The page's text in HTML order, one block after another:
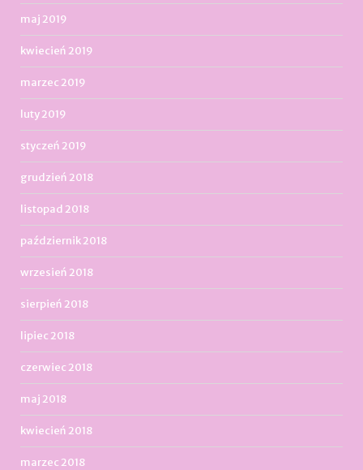
maj 2019
kwiecień 2019
marzec 2019
luty 2019
styczeń 2019
grudzień 2018
listopad 2018
październik 2018
wrzesień 2018
sierpień 2018
lipiec 2018
czerwiec 2018
maj 2018
kwiecień 2018
marzec 2018